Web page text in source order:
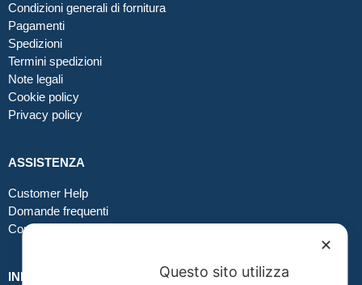
Condizioni generali di fornitura
Pagamenti
Spedizioni
Termini spedizioni
Note legali
Cookie policy
Privacy policy
ASSISTENZA
Customer Help
Domande frequenti
Contatti
INFO GRAFICA
✕
Questo sito utilizza